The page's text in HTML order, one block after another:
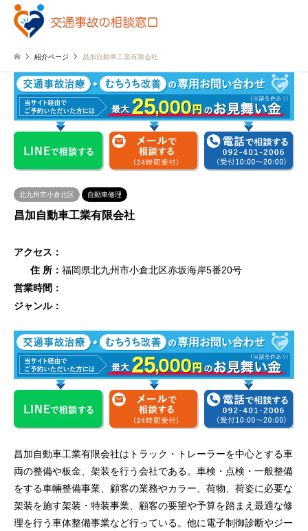
紹介ページ 昌加自動車工業有限会社
北九州市小倉北区 自動車修理
昌加自動車工業有限会社
アクセス：
住 所： 福岡県北九州市小倉北区赤坂海岸5番20号
営業時間：
ジャンル：
昌加自動車工業有限会社はトラック・トレーラーを中心とする車
両の整備や板金、架装を行う会社である。車検・点検・一般整備
をする車輛整備事業、顧客の業務やカラー、荷物、荷姿に必要な
架装を施す架装・特装事業、顧客の要望や予算を踏まえ最適な修
理を行う車体整備事業など行っている。他に電子制御診断やジー